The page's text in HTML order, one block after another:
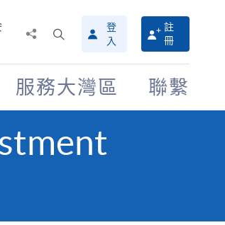
搜
尋
介
面
登
入
註
冊
服務大灣區 聯繫